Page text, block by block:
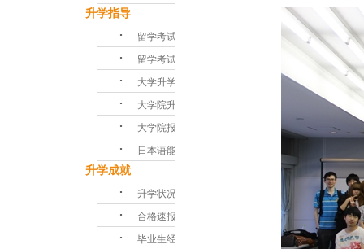
升学指导
･ 留学考试对策
･ 留学考试问答
･ 大学升学指导
･ 大学院升学课程
･ 大学院报考指南
･ 日本语能力考试
升学成就
･ 升学状况
･ 合格速报
･ 毕业生经验谈